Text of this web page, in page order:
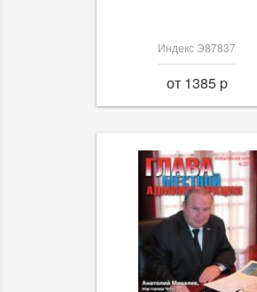
Индекс Э87837
от 1385 p